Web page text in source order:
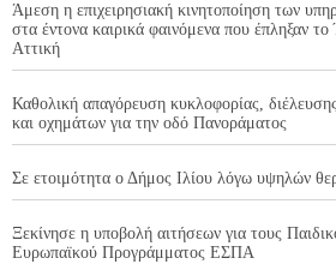
Άμεση η επιχειρησιακή κινητοποίηση των
στα έντονα καιρικά φαινόμενα που έπληξαν το
Αττική
Καθολική απαγόρευση κυκλοφορίας,
και οχημάτων για την οδό Πανοράματος
Σε ετοιμότητα ο Δήμος Ιλίου λόγω υψηλών
Ξεκίνησε η υποβολή αιτήσεων για τους
Ευρωπαϊκού Προγράμματος ΕΣΠΑ